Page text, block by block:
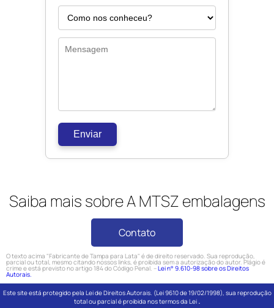
Enviar
Saiba mais sobre A MTSZ embalagens
Contato
O texto acima "Fabricante de Tampa para Lata" é de direito reservado. Sua reprodução,
parcial ou total, mesmo citando nossos links, é proibida sem a autorização do autor. Plágio é
crime e está previsto no artigo 184 do Código Penal. –Lei n° 9.610-98 sobre os Direitos
Autorais.
Este site está protegido pela Lei de Direitos Autorais. (Lei 9610 de 19/02/1998), sua reprodução
total ou parcial é proibida nos termos da Lei .